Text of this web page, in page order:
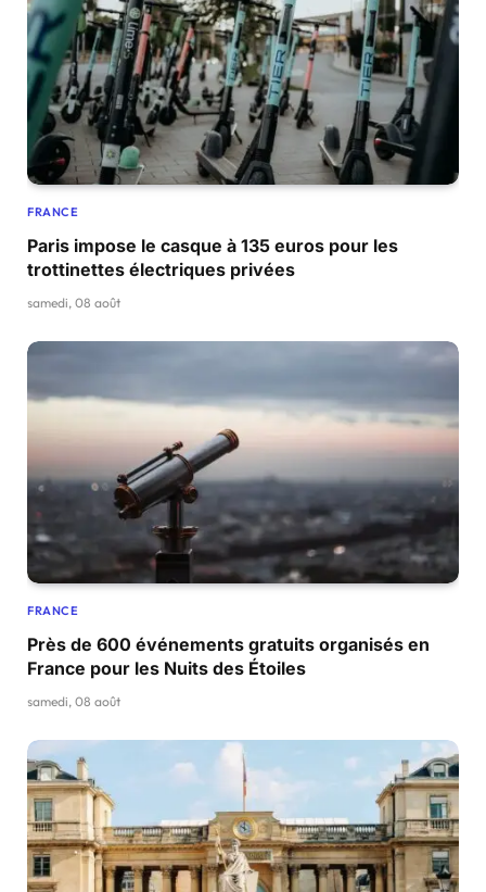
FRANCE
Paris impose le casque à 135 euros pour les
trottinettes électriques privées
samedi, 08 août
FRANCE
Près de 600 événements gratuits organisés en
France pour les Nuits des Étoiles
samedi, 08 août